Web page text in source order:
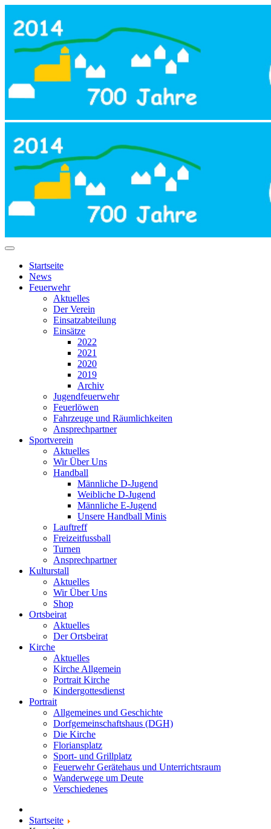
Startseite
News
Feuerwehr
Aktuelles
Der Verein
Einsatzabteilung
Einsätze
2022
2021
2020
2019
Archiv
Jugendfeuerwehr
Feuerlöwen
Fahrzeuge und Räumlichkeiten
Ansprechpartner
Sportverein
Aktuelles
Wir Über Uns
Handball
Männliche D-Jugend
Weibliche D-Jugend
Männliche E-Jugend
Unsere Handball Minis
Lauftreff
Freizeitfussball
Turnen
Ansprechpartner
Kulturstall
Aktuelles
Wir Über Uns
Shop
Ortsbeirat
Aktuelles
Der Ortsbeirat
Kirche
Aktuelles
Kirche Allgemein
Portrait Kirche
Kindergottesdienst
Portrait
Allgemeines und Geschichte
Dorfgemeinschaftshaus (DGH)
Die Kirche
Floriansplatz
Sport- und Grillplatz
Feuerwehr Gerätehaus und Unterrichtsraum
Wanderwege um Deute
Verschiedenes
Startseite